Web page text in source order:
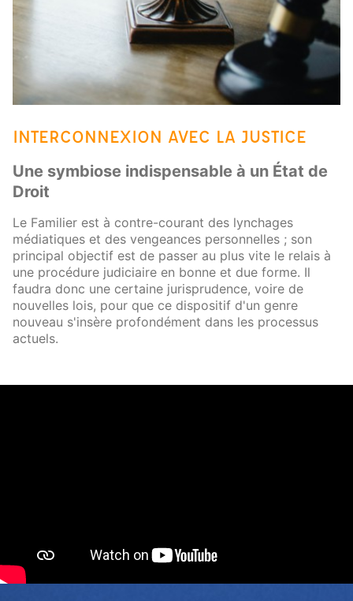
INTERCONNEXION AVEC LA JUSTICE
Une symbiose indispensable à un État de
Droit
Le Familier est à contre-courant des lynchages
médiatiques et des vengeances personnelles ; son
principal objectif est de passer au plus vite le relais à
une procédure judiciaire en bonne et due forme. Il
faudra donc une certaine jurisprudence, voire de
nouvelles lois, pour que ce dispositif d'un genre
nouveau s'insère profondément dans les processus
actuels.